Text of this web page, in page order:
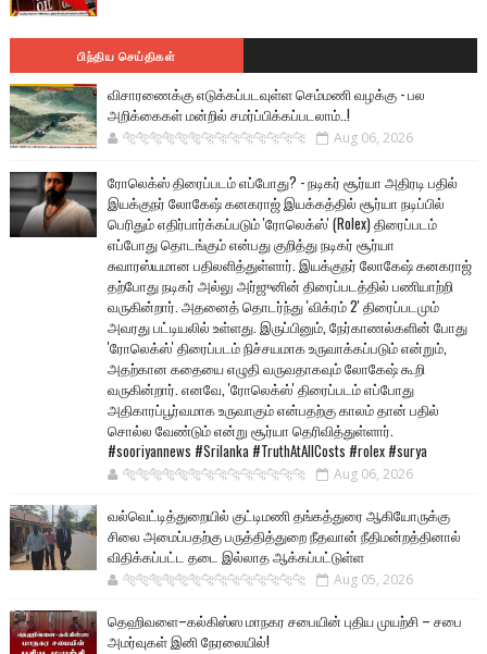
பிந்திய செய்திகள்
விசாரணைக்கு எடுக்கப்படவுள்ள செம்மணி வழக்கு - பல
அறிக்கைகள் மன்றில் சமர்ப்பிக்கப்படலாம்..!
🐅🐅🐅🐅🐅🐅🐆🐆🐆🐆🐆🐆🐆🐆 Aug 06, 2026
ரோலெக்ஸ் திரைப்படம் எப்போது? - நடிகர் சூர்யா அதிரடி பதில்
இயக்குநர் லோகேஷ் கனகராஜ் இயக்கத்தில் சூர்யா நடிப்பில்
பெரிதும் எதிர்பார்க்கப்படும் 'ரோலெக்ஸ்' (Rolex) திரைப்படம்
எப்போது தொடங்கும் என்பது குறித்து நடிகர் சூர்யா
சுவாரஸ்யமான பதிலளித்துள்ளார். இயக்குநர் லோகேஷ் கனகராஜ்
தற்போது நடிகர் அல்லு அர்ஜுனின் திரைப்படத்தில் பணியாற்றி
வருகின்றார். அதனைத் தொடர்ந்து 'விக்ரம் 2' திரைப்படமும்
அவரது பட்டியலில் உள்ளது. இருப்பினும், நேர்காணல்களின் போது
'ரோலெக்ஸ்' திரைப்படம் நிச்சயமாக உருவாக்கப்படும் என்றும்,
அதற்கான கதையை எழுதி வருவதாகவும் லோகேஷ் கூறி
வருகின்றார். எனவே, 'ரோலெக்ஸ்' திரைப்படம் எப்போது
அதிகாரப்பூர்வமாக உருவாகும் என்பதற்கு காலம் தான் பதில்
சொல்ல வேண்டும் என்று சூர்யா தெரிவித்துள்ளார்.
#sooriyannews #Srilanka #TruthAtAllCosts #rolex #surya
🐅🐅🐅🐅🐅🐅🐆🐆🐆🐆🐆🐆🐆🐆 Aug 06, 2026
வல்வெட்டித்துறையில் குட்டிமணி தங்கத்துரை ஆகியோருக்கு
சிலை அமைப்பதற்கு பருத்தித்துறை நீதவான் நீதிமன்றத்தினால்
விதிக்கப்பட்ட தடை இல்லாத ஆக்கப்பட்டுள்ள
🐅🐅🐅🐅🐅🐅🐆🐆🐆🐆🐆🐆🐆🐆 Aug 05, 2026
தெஹிவளை–கல்கிஸ்ஸ மாநகர சபையின் புதிய முயற்சி – சபை
அமர்வுகள் இனி நேரலையில்!